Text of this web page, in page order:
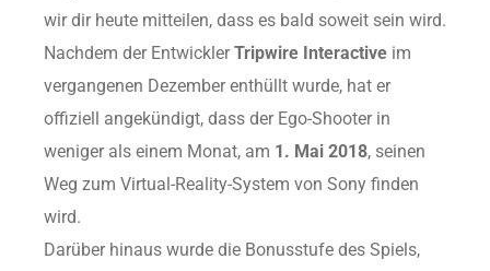
wir dir heute mitteilen, dass es bald soweit sein wird.
Nachdem der EntwicklerTripwire Interactive im
vergangenen Dezember enthüllt wurde, hat er
offiziell angekündigt, dass der Ego-Shooter in
weniger als einem Monat, am 1. Mai 2018, seinen
Weg zum Virtual-Reality-System von Sony finden
wird.
Darüber hinaus wurde die Bonusstufe des Spiels,